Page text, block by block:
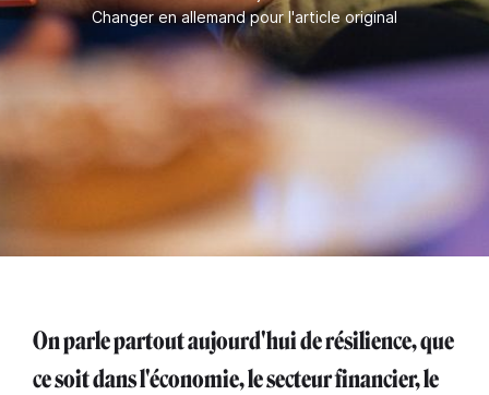
Changer en allemand pour l'article original
On parle partout aujourd'hui de résilience, que
ce soit dans l'économie, le secteur financier, le